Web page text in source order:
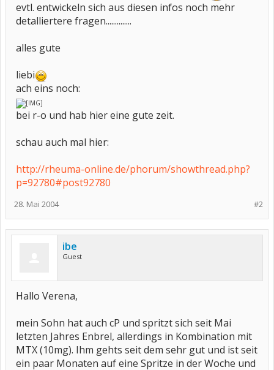
evtl. entwickeln sich aus diesen infos noch mehr
detalliertere fragen..............
alles gute
liebi
ach eins noch:
bei r-o und hab hier eine gute zeit.
schau auch mal hier:
http://rheuma-online.de/phorum/showthread.php?
p=92780#post92780
#2
28. Mai 2004
ibe
Guest
Hallo Verena,
mein Sohn hat auch cP und spritzt sich seit Mai
letzten Jahres Enbrel, allerdings in Kombination mit
MTX (10mg). Ihm gehts seit dem sehr gut und ist seit
ein paar Monaten auf eine Spritze in der Woche und